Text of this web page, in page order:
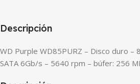
Descripción
WD Purple WD85PURZ – Disco duro –
SATA 6Gb/s – 5640 rpm – búfer: 256